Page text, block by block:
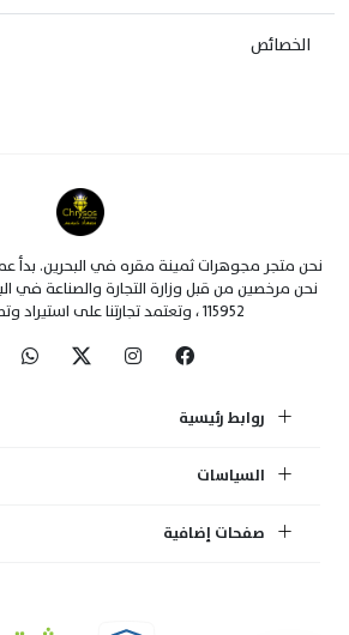
الخصائص
نحن مرخصين من قبل وزارة التجارة والصناعة في
115952 ، وتعتمد تجارتنا على استيراد وتصدير الأحجار...
روابط رئيسية
السياسات
صفحات إضافية